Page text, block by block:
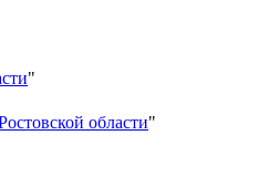
"
области"